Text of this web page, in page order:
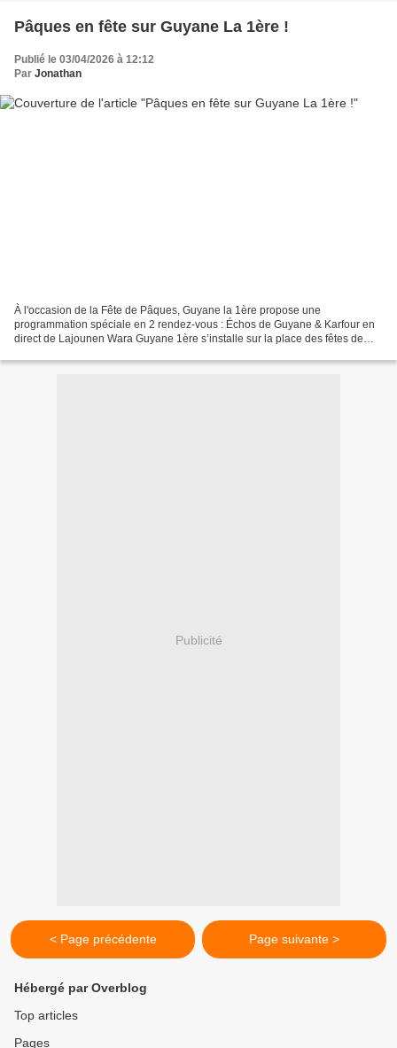
Pâques en fête sur Guyane La 1ère !
Publié le 03/04/2026 à 12:12
Par Jonathan
À l'occasion de la Fête de Pâques, Guyane la 1ère propose une
programmation spéciale en 2 rendez-vous : Échos de Guyane & Karfour en
direct de Lajounen Wara Guyane 1ère s’installe sur la place des fêtes de
Publicité
< Page précédente Page suivante >
Hébergé par Overblog
Top articles
Pages